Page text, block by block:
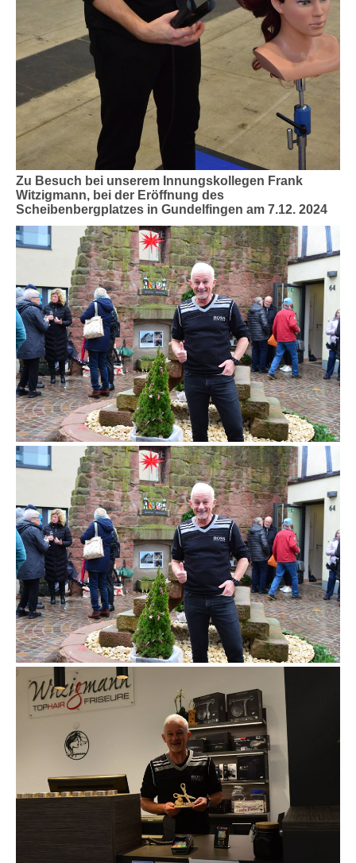
Zu Besuch bei unserem Innungskollegen Frank
Witzigmann, bei der Eröffnung des
Scheibenbergplatzes in Gundelfingen am 7.12. 2024